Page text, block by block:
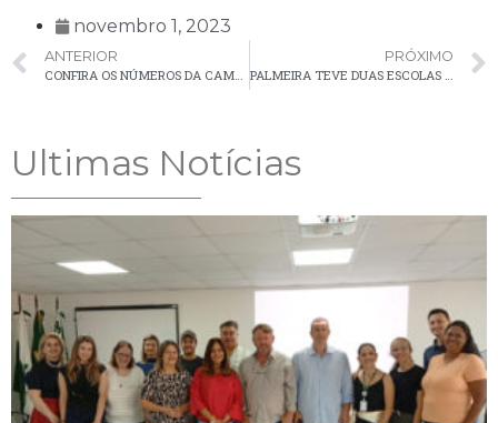
novembro 1, 2023
ANTERIOR
PRÓXIMO
Ultimas Notícias